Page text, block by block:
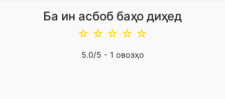
Ба ин асбоб баҳо диҳед
☆
☆
☆
☆
☆
5.0/5 - 1 овозҳо